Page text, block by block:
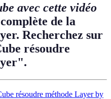
avec cette vidéo
de la
Recherchez sur
résoudre
résoudre méthode Layer by